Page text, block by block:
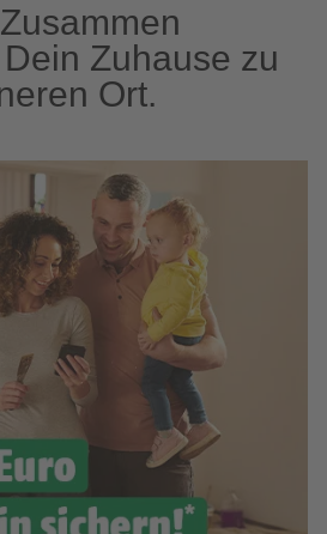
Zuhause zu
Ort.